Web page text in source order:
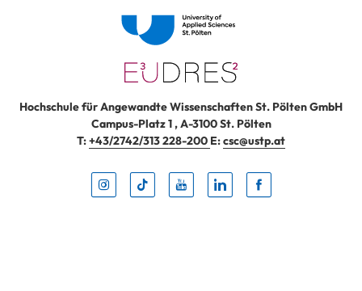
Hochschule für Angewandte Wissenschaften St. Pölten GmbH
Campus-Platz 1,A-3100St. Pölten
T:+43/2742/313 228-200 E:csc@ustp.at